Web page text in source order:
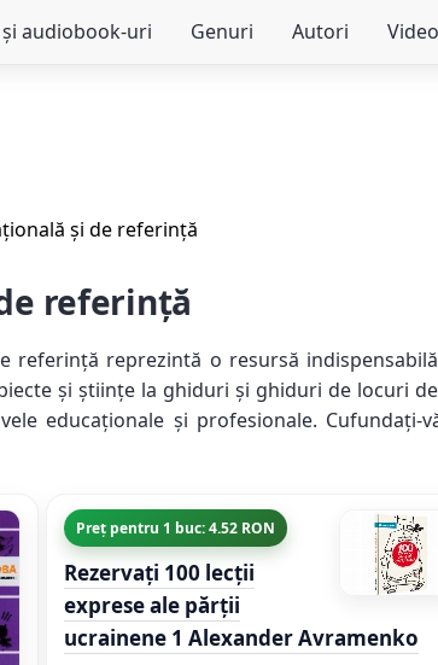
audiobook-uri Genuri Autori Video
și de referință
referință
referință reprezintă o resursă
și științe la ghiduri și ghiduri de locuri
educaționale și profesionale.
Preț pentru 1 buc: 4.52 RON
Rezervați 100 lecții
exprese ale părții
ucrainene 1 Alexander Avramenko